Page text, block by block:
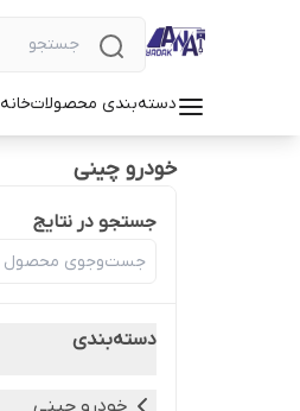
دسته‌بندی محصولاتخانه
خودرو چینی
جستجو در نتایج
دسته‌بندی
خودرو چینی